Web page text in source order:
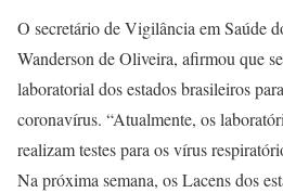
O secretário de Vigilância em Saúde
Wanderson de Oliveira, afirmou que
laboratorial dos estados brasileiros
coronavírus. “Atualmente, os
realizam testes para os vírus
Na próxima semana, os Lacens dos